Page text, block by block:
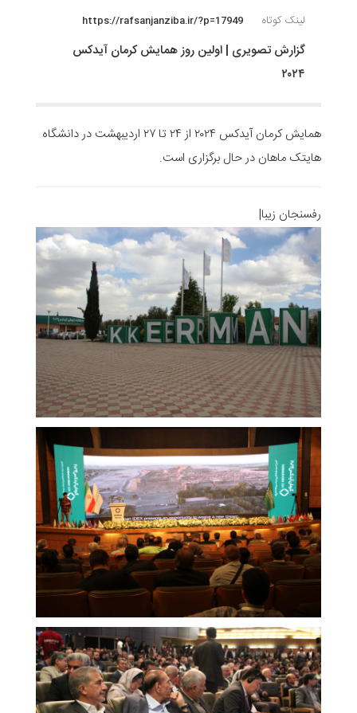
لینک کوتاه
https://rafsanjanziba.ir/?p=17949
گزارش تصویری | اولین روز همایش کرمان آیدکس
۲۰۲۴
همایش کرمان آیدکس ۲۰۲۴ از ۲۴ تا ۲۷ اردیبهشت در دانشگاه
هایتک ماهان در حال برگزاری است.
رفسنجان زیبا|